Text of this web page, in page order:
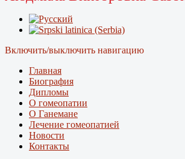
Включить/выключить навигацию
Главная
Биография
Дипломы
О гомеопатии
О Ганемане
Лечение гомеопатией
Новости
Контакты